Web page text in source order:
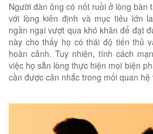
Người đàn ông có nốt ruồi ở lòng bàn
với lòng kiên định và mục tiêu lớn
ngần ngại vượt qua khó khăn để đạt
này cho thấy họ có thái độ tiến thủ
hoàn cảnh. Tuy nhiên, tính cách
việc họ sẵn lòng thực hiện mọi biện
cần được cân nhắc trong mối quan